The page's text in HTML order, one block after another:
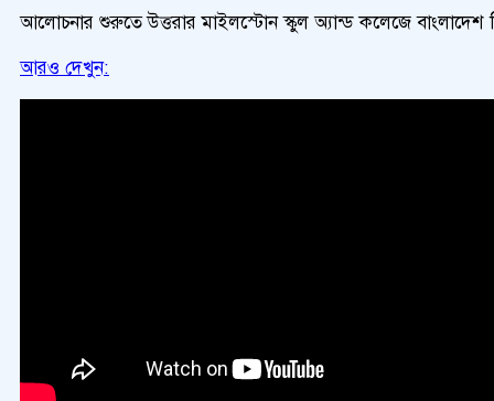
আলোচনার শুরুতে উত্তরার মাইলস্টোন স্কুল অ্যান্ড কলেজে বাংলাদেশ
আরও দেখুন: